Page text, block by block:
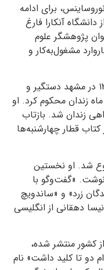
برای ادامه
آنکارا فارغ‌
پژوهشگر علوم
مشغول‌به‌کار و
انیسا پیش از رفتن به ترکیه در سال ۱۳۹۰ در مشهد دستگیر و
زندان محکوم کرد. او
زندان شد. بازتاب
قطار چهارشنبه‌ها
شد. او نخستین
«گفت‌وگو با
زرد» و «ساندویچ
دهقانی از انگلیسی
کشور منتشر شده،
دو تا کلید داشت» نام